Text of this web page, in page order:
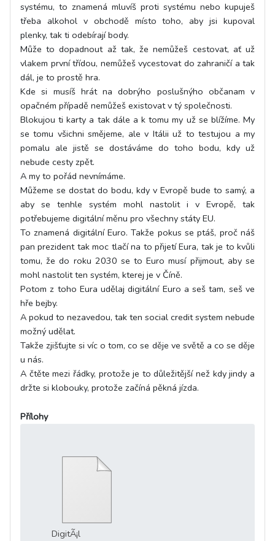
systému, to znamená mluvíš proti systému nebo kupuješ
třeba alkohol v obchodě místo toho, aby jsi kupoval
plenky, tak ti odebírají body.
Může to dopadnout až tak, že nemůžeš cestovat, ať už
vlakem první třídou, nemůžeš vycestovat do zahraničí a tak
dál, je to prostě hra.
Kde si musíš hrát na dobrýho poslušnýho občanam v
opačném případě nemůžeš existovat v tý společnosti.
Blokujou ti karty a tak dále a k tomu my už se blížíme. My
se tomu všichni smějeme, ale v Itálii už to testujou a my
pomalu ale jistě se dostáváme do toho bodu, kdy už
nebude cesty zpět.
A my to pořád nevnímáme.
Můžeme se dostat do bodu, kdy v Evropě bude to samý, a
aby se tenhle systém mohl nastolit i v Evropě, tak
potřebujeme digitální měnu pro všechny státy EU.
To znamená digitální Euro. Takže pokus se ptáš, proč náš
pan prezident tak moc tlačí na to přijetí Eura, tak je to kvůli
tomu, že do roku 2030 se to Euro musí přijmout, aby se
mohl nastolit ten systém, kterej je v Číně.
Potom z toho Eura udělaj digitální Euro a seš tam, seš ve
hře bejby.
A pokud to nezavedou, tak ten social credit system nebude
možný udělat.
Takže zjišťujte si víc o tom, co se děje ve světě a co se děje
u nás.
A čtěte mezi řádky, protože je to důležitější než kdy jindy a
držte si klobouky, protože začíná pěkná jízda.
Přílohy
DigitÃ¡l